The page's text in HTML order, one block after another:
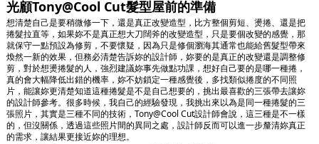
光顧Tony@Cool Cut髮型屋前的準備
想清楚自己是要稍微修一下，還是真正改變造型，比方整個剪短、燙捲、還是把
捲髮拉直等，如果妳不是真正想大刀闊斧的改變造型，只是要個改變的感覺，那
就保守一點預設為修剪，不要懷疑，因為只是修個瀏海其通常也能給舊髮型帶來
煥然一新的效果，但務必清楚告訴妳的設計師，妳要的是真正的改變還是調整修
剪，對於想燙捲髮的人，強烈建議妳事先做點功課，想好自己要的是哪一種捲，
真的會大幅降低出錯的機率，妳不妨鎖定一種感覺後，多找類似捲度的不同照
片，能讓妳更清楚知道這種捲髮是不是自己想要的，挑出最喜歡的三張帶去讓妳
的設計師參考。很多時候，我自己的經驗發現，我挑出來以為是同一種捲髮的三
張照片，其實是三種不同的技術，Tony@Cool Cut設計師會說，這三種是不一樣
的，但沒關係，透過這些照片間的異同之處，設計師反而可以進一步釐清妳真正
的需求，讓結果更接近妳的理想。